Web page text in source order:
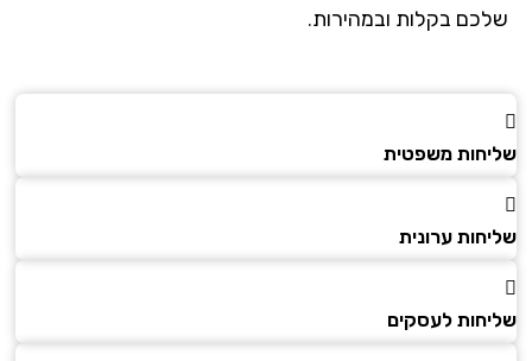
בקלות ובמהירות.
משפטית
ערונית
לעסקים